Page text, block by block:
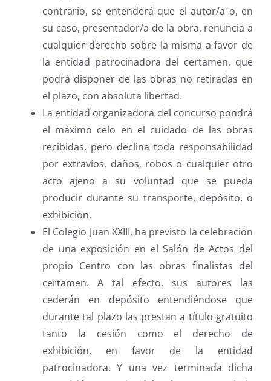
contrario, se entenderá que el autor/a o, en
su caso, presentador/a de la obra, renuncia a
cualquier derecho sobre la misma a favor de
la entidad patrocinadora del certamen, que
podrá disponer de las obras no retiradas en
el plazo, con absoluta libertad.
La entidad organizadora del concurso pondrá
el máximo celo en el cuidado de las obras
recibidas, pero declina toda responsabilidad
por extravíos, daños, robos o cualquier otro
acto ajeno a su voluntad que se pueda
producir durante su transporte, depósito, o
exhibición.
El Colegio Juan XXIII, ha previsto la celebración
de una exposición en el Salón de Actos del
propio Centro con las obras finalistas del
certamen. A tal efecto, sus autores las
cederán en depósito entendiéndose que
durante tal plazo las prestan a título gratuito
tanto la cesión como el derecho de
exhibición, en favor de la entidad
patrocinadora. Y una vez terminada dicha